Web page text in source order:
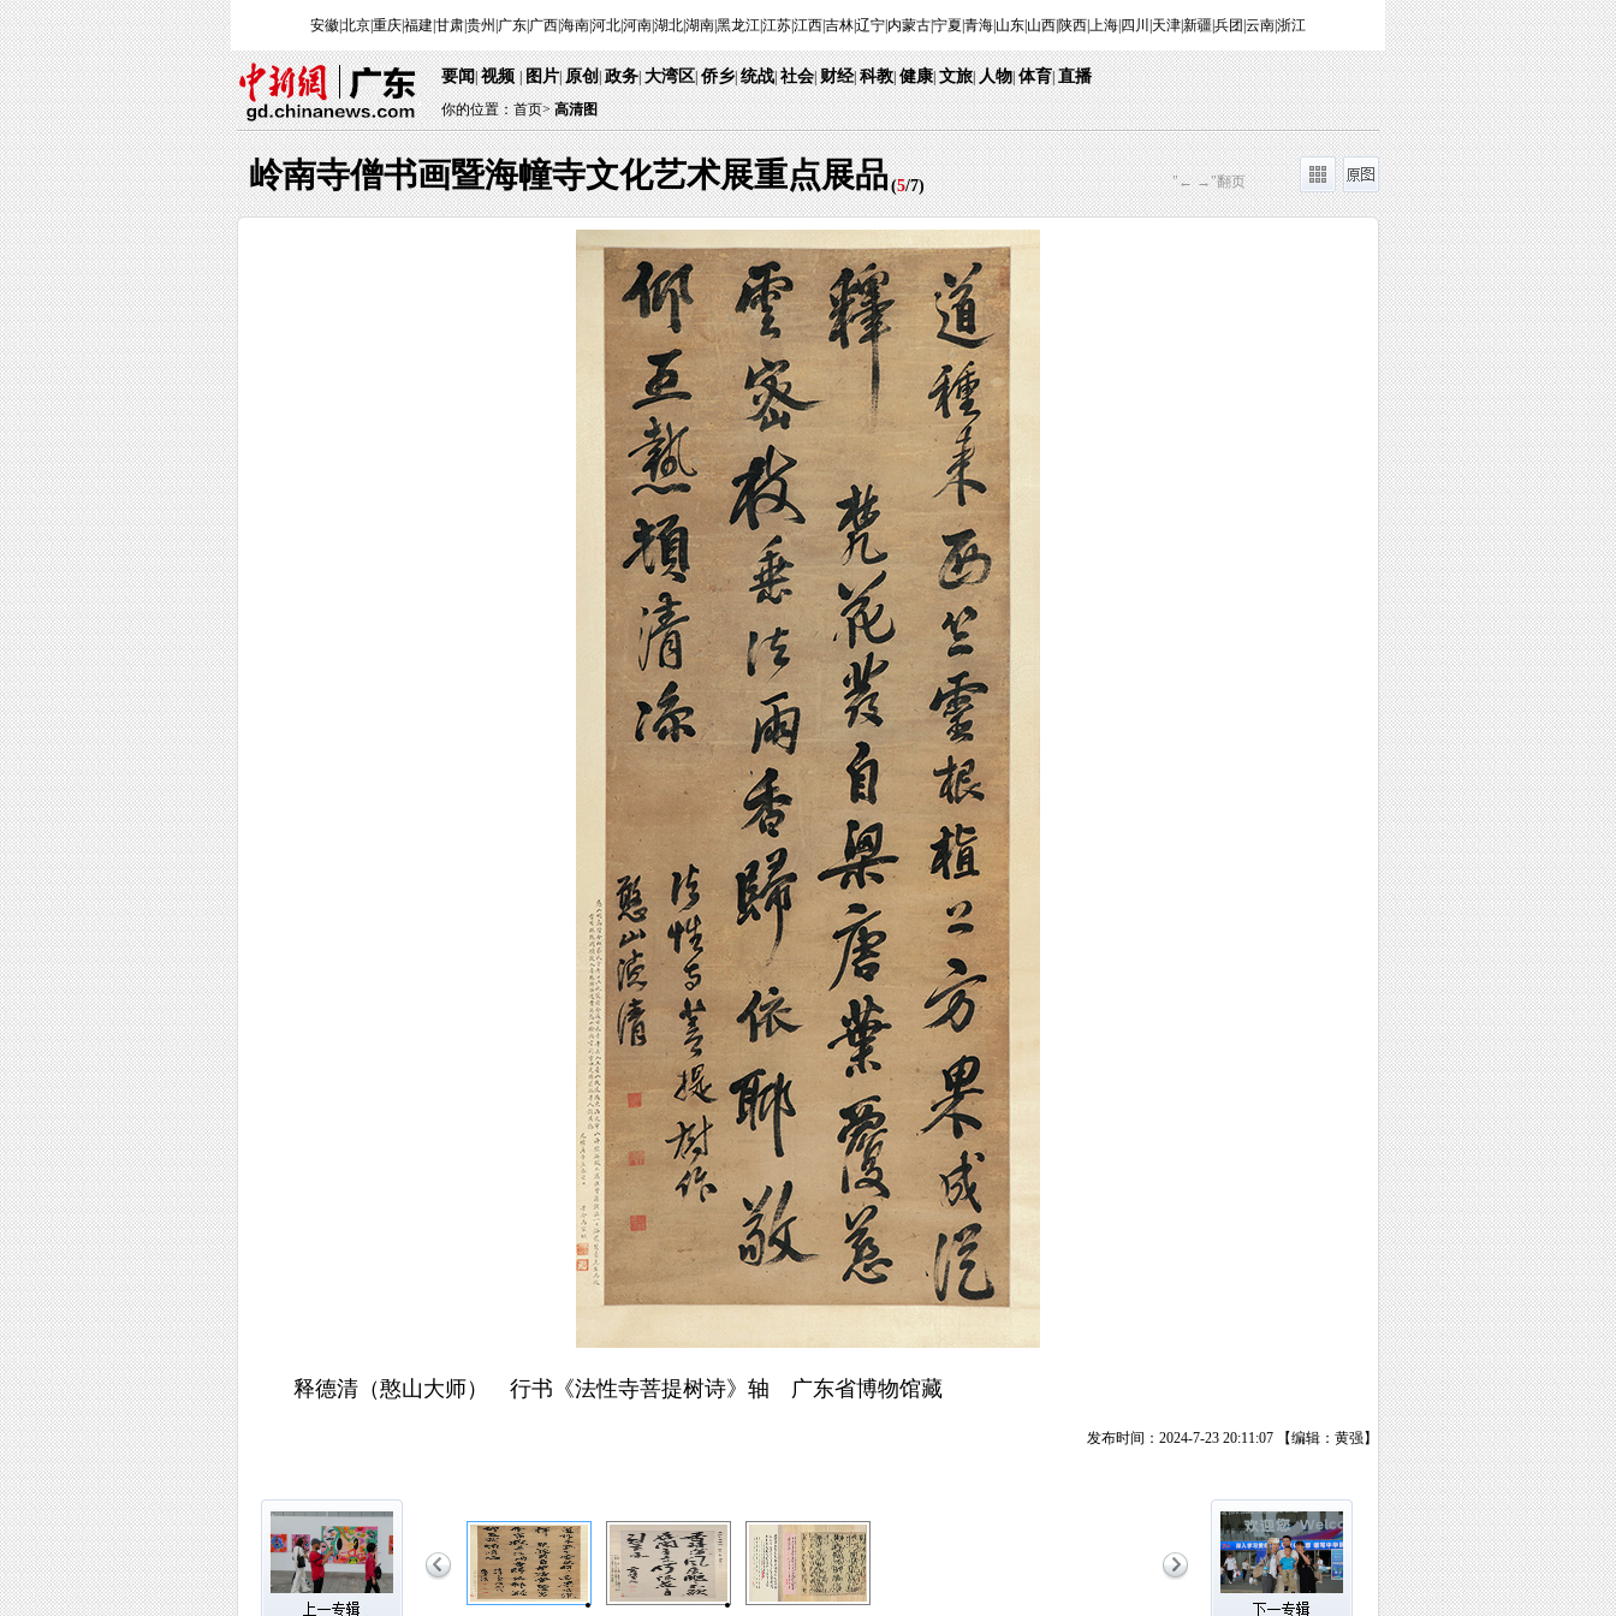
安徽北京重庆福建甘肃贵州 广东 广西海南河北河南湖北湖南黑龙江江苏江西吉林辽宁 内蒙古宁夏 青海 山东 山西 陕西上海 四川 天津新疆 兵团 云南浙江
要闻|视频|图片|原创|政务|大湾区|侨乡|统战|社会|财经|科教 |健康|文旅|人物|体育|直播
你的位置：首页>高清图
岭南寺僧书画暨海幢寺文化艺术展重点展品(5/7) "← →"翻页
释德清（憨山大师） 行书《法性寺菩提树诗》轴 广东省博物馆藏
发布时间：2024-7-23 20:11:07 【编辑：黄强】